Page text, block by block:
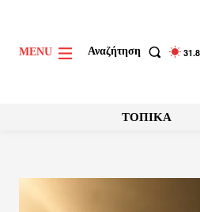
MENU Αναζήτηση 31.8
ΤΟΠΙΚΑ